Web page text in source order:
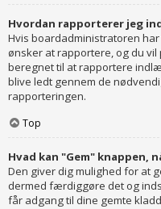
Hvordan rapporterer jeg
Hvis boardadministratoren
ønsker at rapportere, og du
beregnet til at rapportere
blive ledt gennem de
rapporteringen.
Top
Hvad kan "Gem" knappen,
Den giver dig mulighed for at
dermed færdiggøre det og
får adgang til dine gemte